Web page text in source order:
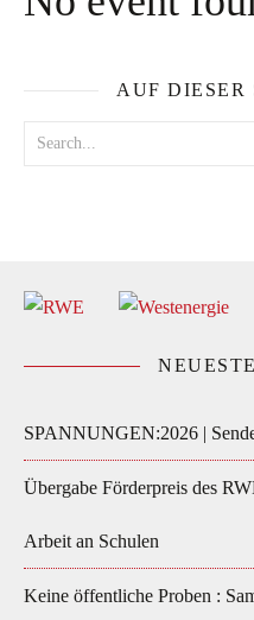
AUF DIESER
SPANNUNGEN:2026 |
Übergabe Förderpreis des
Arbeit an Schulen
Keine öffentliche Proben :